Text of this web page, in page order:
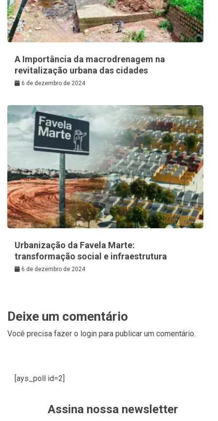
A Importância da macrodrenagem na
revitalização urbana das cidades
6 de dezembro de 2024
Urbanização da Favela Marte:
transformação social e infraestrutura
6 de dezembro de 2024
Deixe um comentário
Você precisa fazer o login para publicar um comentário.
[ays_poll id=2]
Assina nossa newsletter